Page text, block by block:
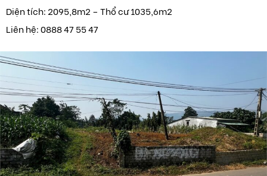
Diện tích: 2095,8m2 – Thổ cư 1035,6m2
Liên hệ: 0888 47 55 47